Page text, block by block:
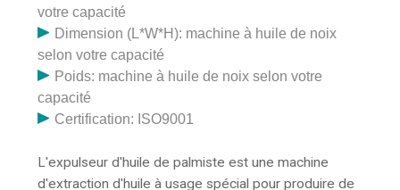
de palme, le palmiste. expulseur d'huile, raffinerie
d'huile de palme, etc. Détruisez la cellule de pulpe de
fruit de palmier dans des conditions de température
élevée pour faciliter l'extraction de l'huile. Ensuite,
utilisez un pressage mécanique pour extraire l’huile
brute des fruits du palmier. La presse à huile de palme
double vis. 5. Station de clarification du pétrole. Utiliser
de l’eau chaude pour réduire la viscosité de l’huile de
votre capacité
Dimension (L*W*H): machine à huile de noix
selon votre capacité
Poids: machine à huile de noix selon votre
capacité
Certification: ISO9001
L'expulseur d'huile de palmiste est une machine
d'extraction d'huile à usage spécial pour produire de